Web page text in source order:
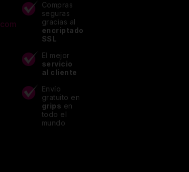
Compras
seguras
gracias al
encriptado
SSL
El mejor
servicio
al cliente
Envío
gratuito en
grips en
todo el
mundo